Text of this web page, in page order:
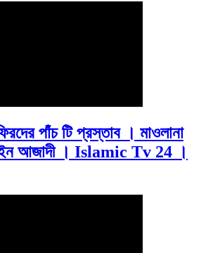
পাঁচ টি প্রস্তাব । মাওলানা
আজাদী । Islamic Tv 24 ।